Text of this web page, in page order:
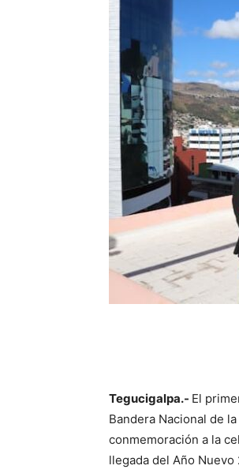
Tegucigalpa.- El
Bandera Nacional de
conmemoración a la
llegada del Año Nuevo